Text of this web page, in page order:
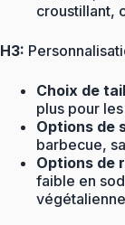
croustillant,
H3:
Choix de
plus pour
Options de
barbecue,
Options de
faible en